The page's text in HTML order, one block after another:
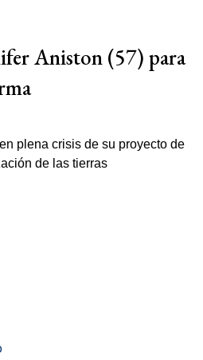
Aniston (57) para